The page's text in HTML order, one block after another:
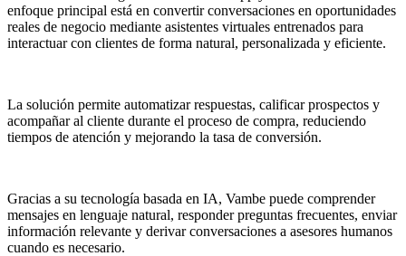
enfoque principal está en convertir conversaciones en oportunidades
reales de negocio mediante asistentes virtuales entrenados para
interactuar con clientes de forma natural, personalizada y eficiente.
La solución permite automatizar respuestas, calificar prospectos y
acompañar al cliente durante el proceso de compra, reduciendo
tiempos de atención y mejorando la tasa de conversión.
Gracias a su tecnología basada en IA, Vambe puede comprender
mensajes en lenguaje natural, responder preguntas frecuentes, enviar
información relevante y derivar conversaciones a asesores humanos
cuando es necesario.